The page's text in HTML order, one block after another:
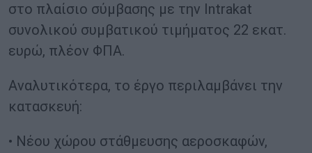
στο πλαίσιο σύμβασης με την Intrakat
συνολικού συμβατικού τιμήματος 22 εκατ.
ευρώ, πλέον ΦΠΑ.
Αναλυτικότερα, το έργο περιλαμβάνει την
κατασκευή:
• Νέου χώρου στάθμευσης αεροσκαφών,